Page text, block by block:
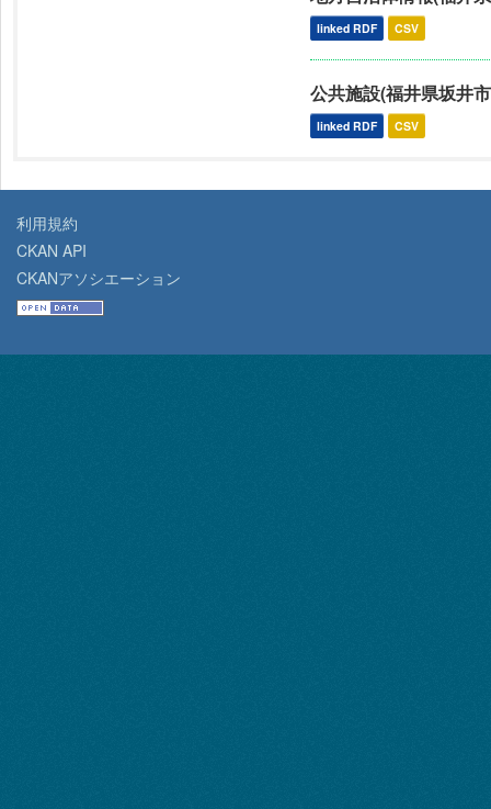
linked RDF CSV
公共施設(福井県坂井
linked RDF CSV
利用規約
CKAN API
CKANアソシエーション